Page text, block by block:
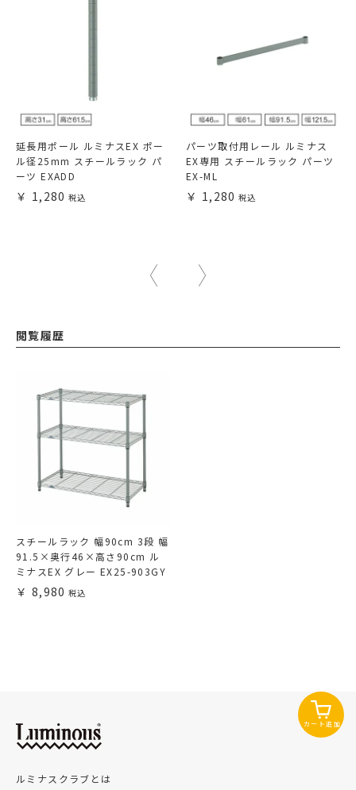
延長用ポール ルミナスEX ポー
ル径25mm スチールラック パ
ーツ EXADD
1,280
パーツ取付用レール ルミナス
EX専用 スチールラック パーツ
EX-ML
1,280
閲覧履歴
スチールラック 幅90cm 3段 幅
91.5×奥行46×高さ90cm ル
ミナスEX グレー EX25-903GY
8,980
カート追加
ルミナスクラブとは